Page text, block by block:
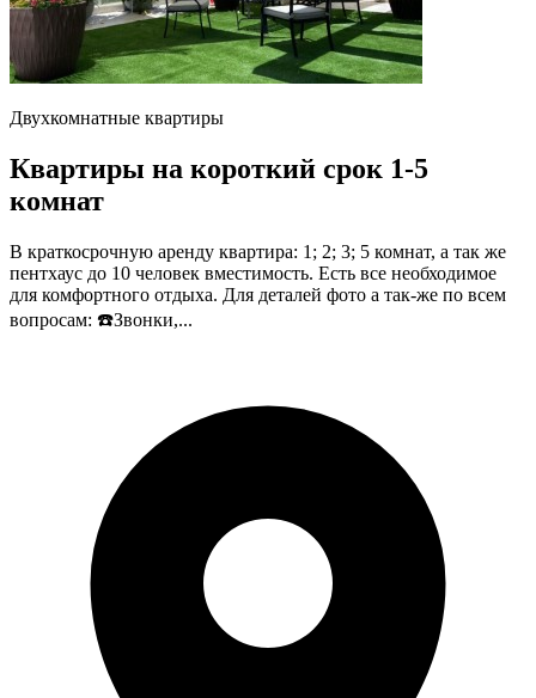
Двухкомнатные квартиры
Квартиры на короткий срок 1-5
комнат
В краткосрочную аренду квартира: 1; 2; 3; 5 комнат, а так же
пентхаус до 10 человек вместимость. Есть все необходимое
для комфортного отдыха. Для деталей фото а так-же по всем
вопросам: ☎️Звонки,...